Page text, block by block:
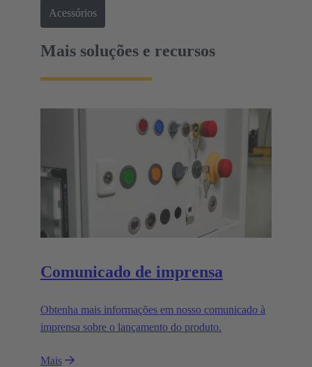
Acessórios
Mais soluções e recursos
Comunicado de imprensa
Obtenha mais informações em nosso comunicado à
imprensa sobre o lançamento do produto.
Mais